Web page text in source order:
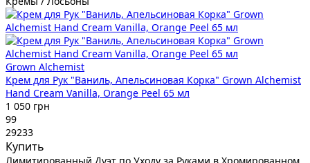
Grown Alchemist
Крем для Рук "Ваниль, Апельсиновая Корка" Grown Alchemist
Hand Cream Vanilla, Orange Peel 65 мл
1 050 грн
99
29233
Купить